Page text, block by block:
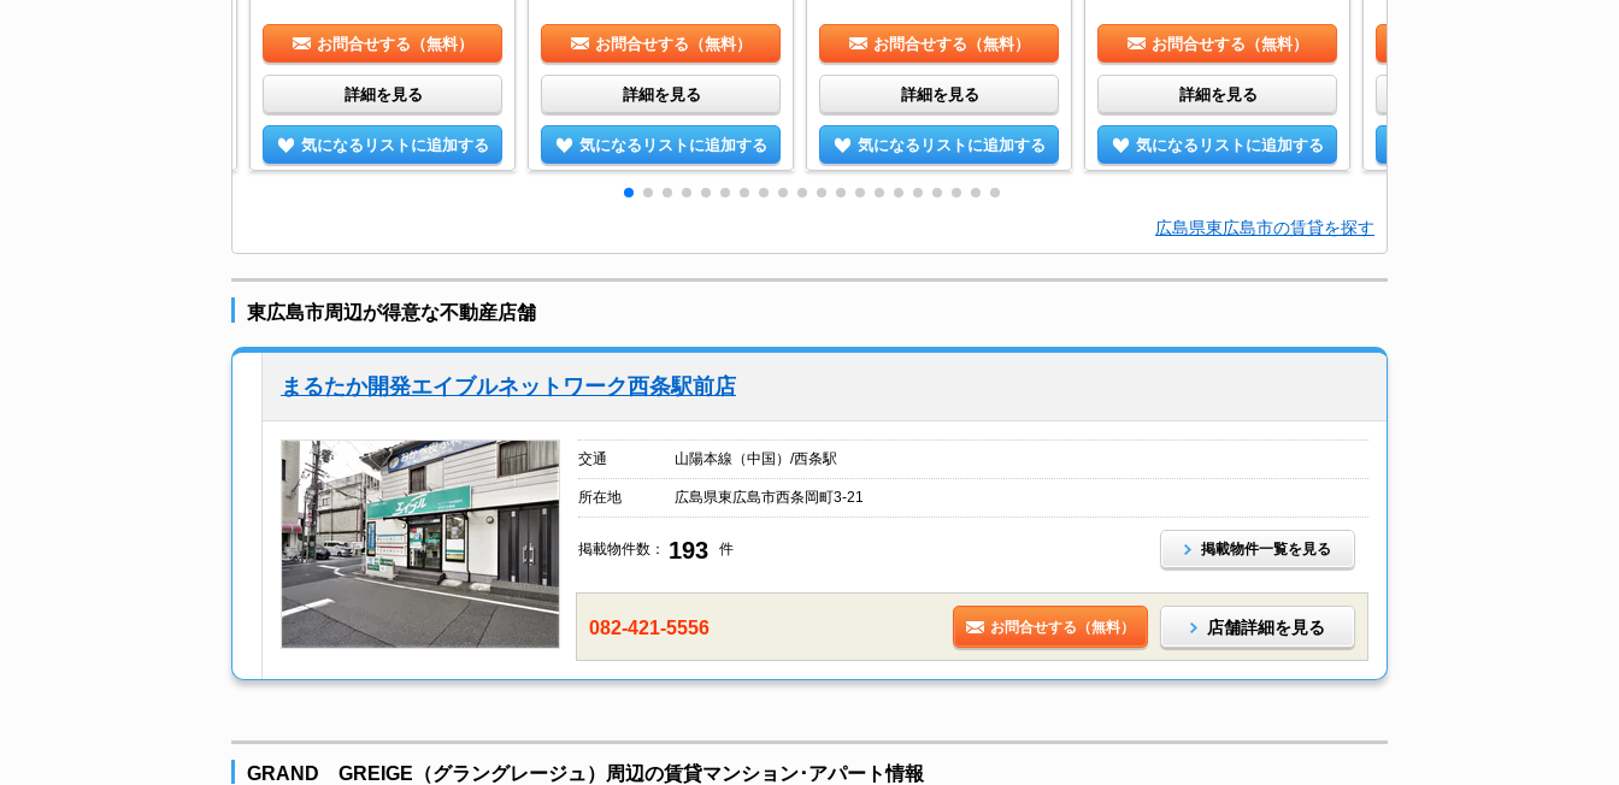
お問合せする（無料）
詳細を見る
気になるリストに追加する
お問合せする（無料）
詳細を見る
気になるリストに追加する
お問合せする（無料）
詳細を見る
気になるリストに追加する
お問合せする（無料）
詳細を見る
気になるリストに追加する
広島県東広島市の賃貸を探す
東広島市周辺が得意な不動産店舗
まるたか開発エイブルネットワーク西条駅前店
交通 山陽本線（中国）/西条駅
所在地 広島県東広島市西条岡町3-21
掲載物件数： 193 件 掲載物件一覧を見る
082-421-5556 お問合せする（無料） 店舗詳細を見る
GRAND GREIGE（グラングレージュ）周辺の賃貸マンション･アパート情報